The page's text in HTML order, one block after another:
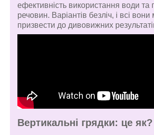
ефективність використання води та
речовин. Варіантів безліч, і всі
призвести до дивовижних
Вертикальні грядки: це як?